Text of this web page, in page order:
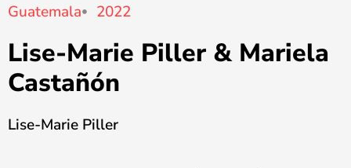
Guatemala 2022
Lise-Marie Piller & Mariela
Castañón
Lise-Marie Piller